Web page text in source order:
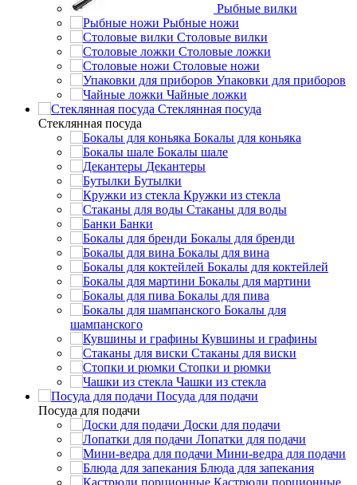
Рыбные вилки
Рыбные ножи
Столовые вилки
Столовые ложки
Столовые ножи
Упаковки для приборов
Чайные ложки
Стеклянная посуда
Стеклянная посуда
Бокалы для коньяка
Бокалы шале
Декантеры
Бутылки
Кружки из стекла
Стаканы для воды
Банки
Бокалы для бренди
Бокалы для вина
Бокалы для коктейлей
Бокалы для мартини
Бокалы для пива
Бокалы для
шампанского
Кувшины и графины
Стаканы для виски
Стопки и рюмки
Чашки из стекла
Посуда для подачи
Посуда для подачи
Доски для подачи
Лопатки для подачи
Мини-ведра для подачи
Блюда для запекания
Кастрюли порционные